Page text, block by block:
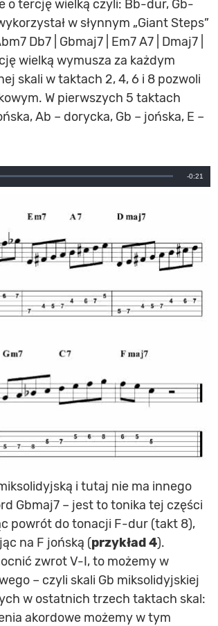
o tercję wielką czyli: Bb-dur, Gb-
w słynnym „Giant Steps”
Db7 | Gbmaj7 | Em7 A7 | Dmaj7 |
wielką wymusza za każdym
skali w taktach 2, 4, 6 i 8 pozwoli
W pierwszych 5 taktach
Ab – dorycka, Gb – jońska, E –
Remaining
-0:21
i tutaj nie ma innego
Gbmaj7 – jest to tonika tej części
powrót do tonacji F-dur (takt 8),
na F jońską (przykład 4).
zwrot V-I, to możemy w
– czyli skali Gb miksolidyjskiej
w ostatnich trzech taktach skal:
akordowe możemy w tym